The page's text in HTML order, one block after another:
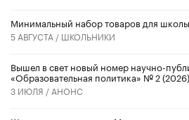
Минимальный набор товаров для
5 АВГУСТА / ШКОЛЬНИКИ
Вышел в свет новый номер научно-
«Образовательная политика» № 2 (2026)
3 ИЮЛЯ / АНОНС